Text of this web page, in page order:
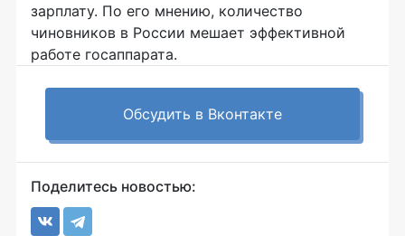
зарплату. По его мнению, количество
чиновников в России мешает эффективной
работе госаппарата.
Обсудить в Вконтакте
Поделитесь новостью: